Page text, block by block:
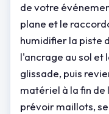
de votre
plane et le
humidifier la piste
l'ancrage au sol et
glissade, puis
matériel à la fin de
prévoir maillots,